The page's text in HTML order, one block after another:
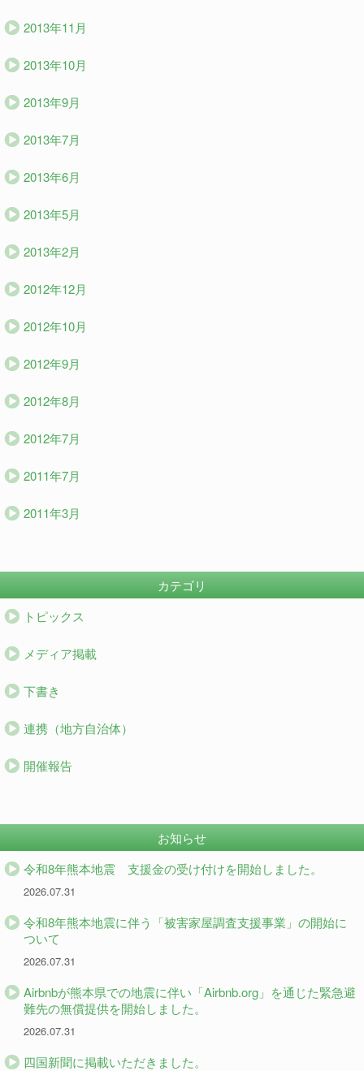
2013年11月
2013年10月
2013年9月
2013年7月
2013年6月
2013年5月
2013年2月
2012年12月
2012年10月
2012年9月
2012年8月
2012年7月
2011年7月
2011年3月
カテゴリ
トピックス
メディア掲載
下書き
連携（地方自治体）
開催報告
お知らせ
令和8年熊本地震 支援金の受け付けを開始しました。
2026.07.31
令和8年熊本地震に伴う「被害家屋調査支援事業」の開始に
ついて
2026.07.31
Airbnbが熊本県での地震に伴い「Airbnb.org」を通じた緊急避
難先の無償提供を開始しました。
2026.07.31
四国新聞に掲載いただきました。